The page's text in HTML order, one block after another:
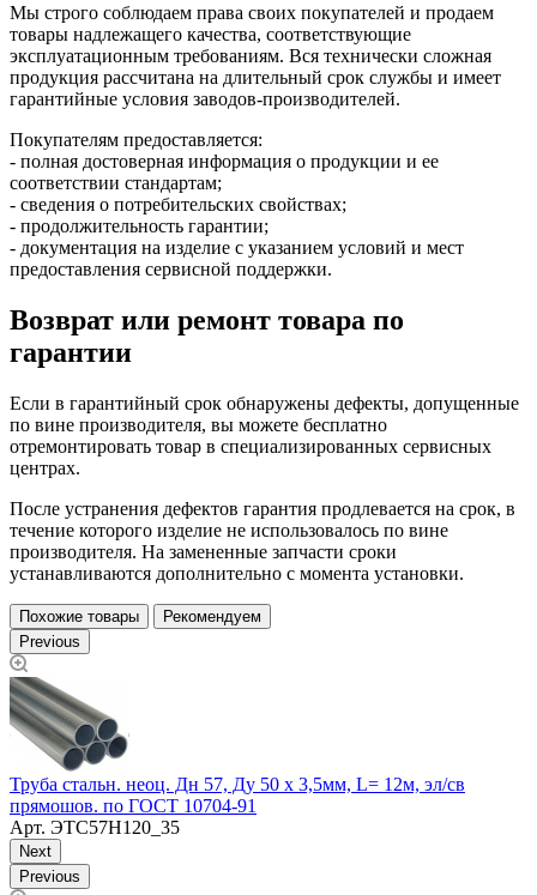
Мы строго соблюдаем права своих покупателей и продаем
товары надлежащего качества, соответствующие
эксплуатационным требованиям. Вся технически сложная
продукция рассчитана на длительный срок службы и имеет
гарантийные условия заводов-производителей.
Покупателям предоставляется:
- полная достоверная информация о продукции и ее
соответствии стандартам;
- сведения о потребительских свойствах;
- продолжительность гарантии;
- документация на изделие с указанием условий и мест
предоставления сервисной поддержки.
Возврат или ремонт товара по
гарантии
Если в гарантийный срок обнаружены дефекты, допущенные
по вине производителя, вы можете бесплатно
отремонтировать товар в специализированных сервисных
центрах.
После устранения дефектов гарантия продлевается на срок, в
течение которого изделие не использовалось по вине
производителя. На замененные запчасти сроки
устанавливаются дополнительно с момента установки.
Похожие товары
Рекомендуем
Previous
Труба стальн. неоц. Дн 57, Ду 50 х 3,5мм, L= 12м, эл/св
прямошов. по ГОСТ 10704-91
Арт. ЭТС57Н120_35
Next
Previous